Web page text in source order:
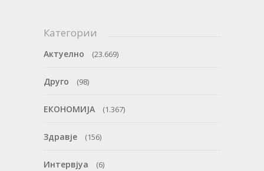
Категории
Актуелно (23.669)
Друго (98)
ЕКОНОМИЈА (1.367)
Здравје (156)
Интервјуа (6)